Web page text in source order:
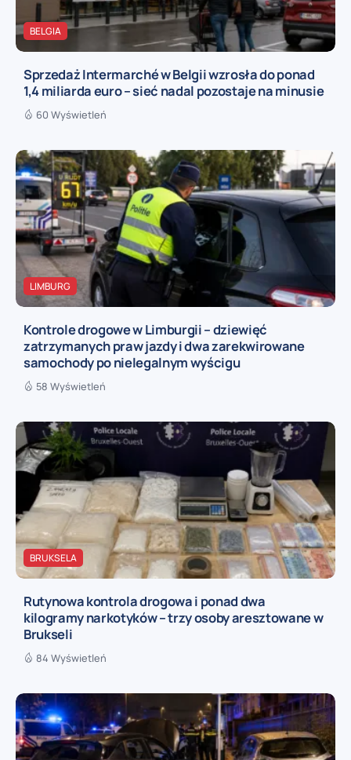
BELGIA
Sprzedaż Intermarché w Belgii wzrosła do ponad
1,4 miliarda euro – sieć nadal pozostaje na minusie
60 Wyświetleń
LIMBURG
Kontrole drogowe w Limburgii – dziewięć
zatrzymanych praw jazdy i dwa zarekwirowane
samochody po nielegalnym wyścigu
58 Wyświetleń
BRUKSELA
Rutynowa kontrola drogowa i ponad dwa
kilogramy narkotyków – trzy osoby aresztowane w
Brukseli
84 Wyświetleń